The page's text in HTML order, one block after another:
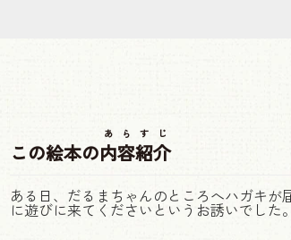
この絵本の内容紹介
あらすじ
ある日、だるまちゃんのところへハガキ
に遊びに来てくださいというお誘いでした